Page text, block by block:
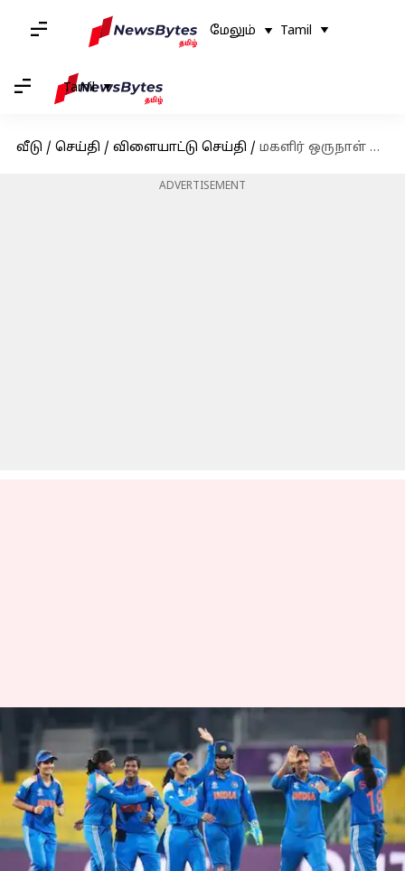
மேலும் Tamil
Tamil
வீடு / செய்தி / விளையாட்டு செய்தி / மகளிர் ஒருநாள் உலகக் கோப்பையில் பாகிஸ்தானை வீழ்த்திய இந்தியா
ADVERTISEMENT
மகளிர் ஒருநாள் உலகக்
கோப்பையில்
பாகிஸ்தானை வீழ்த்திய
இந்தியா
எழுதியவர் Venkatalakshmi V Oct 06, 2025 08:08 am